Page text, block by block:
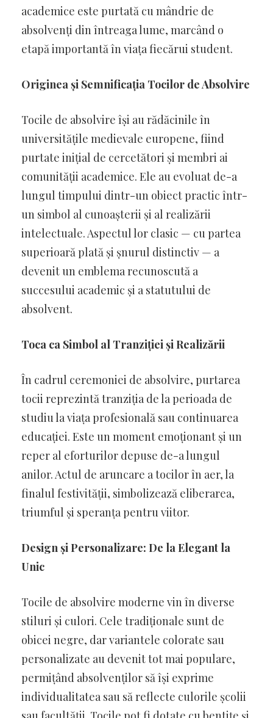
academice este purtată cu mândrie de
absolvenți din întreaga lume, marcând o
etapă importantă în viața fiecărui student.
Originea și Semnificația Tocilor de Absolvire
Tocile de absolvire își au rădăcinile în
universitățile medievale europene, fiind
purtate inițial de cercetători și membri ai
comunității academice. Ele au evoluat de-a
lungul timpului dintr-un obiect practic într-
un simbol al cunoașterii și al realizării
intelectuale. Aspectul lor clasic — cu partea
superioară plată și șnurul distinctiv — a
devenit un emblema recunoscută a
succesului academic și a statutului de
absolvent.
Toca ca Simbol al Tranziției și Realizării
În cadrul ceremoniei de absolvire, purtarea
tocii reprezintă tranziția de la perioada de
studiu la viața profesională sau continuarea
educației. Este un moment emoționant și un
reper al eforturilor depuse de-a lungul
anilor. Actul de aruncare a tocilor în aer, la
finalul festivității, simbolizează eliberarea,
triumful și speranța pentru viitor.
Design și Personalizare: De la Elegant la
Unic
Tocile de absolvire moderne vin în diverse
stiluri și culori. Cele tradiționale sunt de
obicei negre, dar variantele colorate sau
personalizate au devenit tot mai populare,
permițând absolvenților să își exprime
individualitatea sau să reflecte culorile școlii